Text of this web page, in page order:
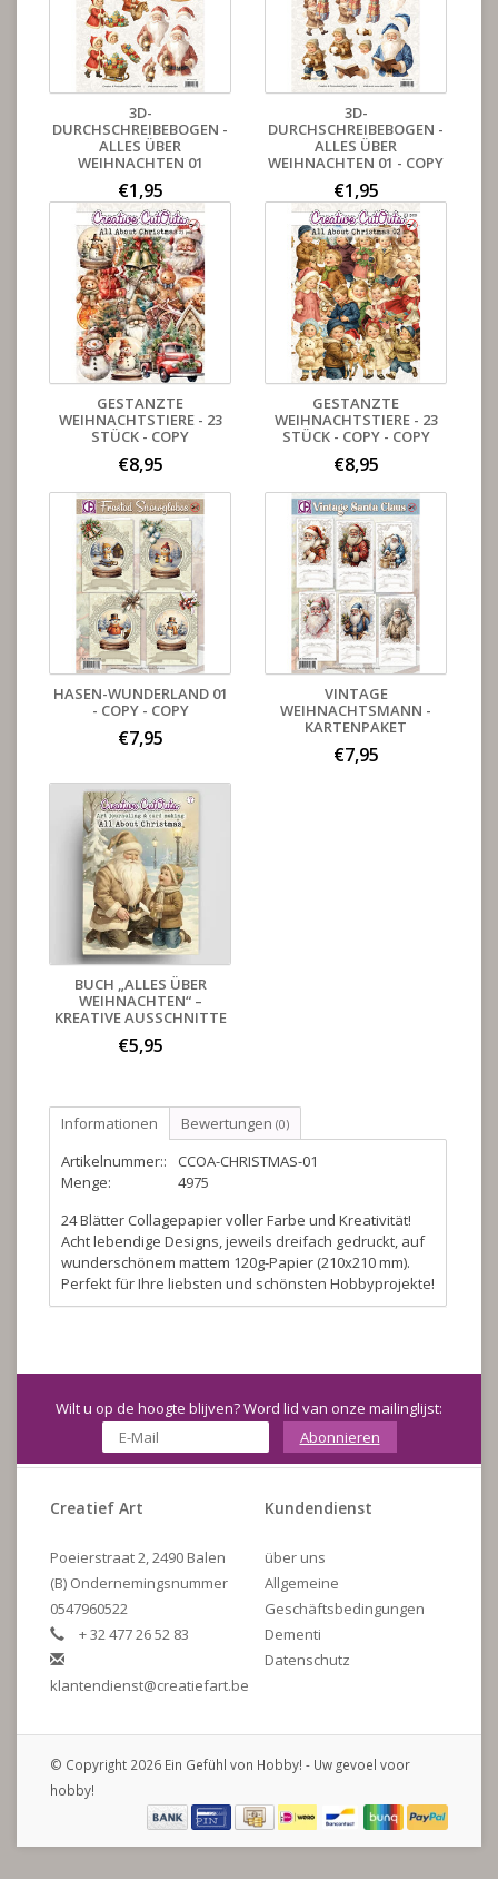
3D-
DURCHSCHREIBEBOGEN -
ALLES ÜBER
WEIHNACHTEN 01
€1,95
3D-
DURCHSCHREIBEBOGEN -
ALLES ÜBER
WEIHNACHTEN 01 - COPY
€1,95
GESTANZTE
WEIHNACHTSTIERE - 23
STÜCK - COPY
€8,95
GESTANZTE
WEIHNACHTSTIERE - 23
STÜCK - COPY - COPY
€8,95
HASEN-WUNDERLAND 01
- COPY - COPY
€7,95
VINTAGE
WEIHNACHTSMANN -
KARTENPAKET
€7,95
BUCH „ALLES ÜBER
WEIHNACHTEN“ –
KREATIVE AUSSCHNITTE
€5,95
Informationen Bewertungen (0)
Artikelnummer::
CCOA-CHRISTMAS-01
Menge:
4975
24 Blätter Collagepapier voller Farbe und Kreativität!
Acht lebendige Designs, jeweils dreifach gedruckt, auf
wunderschönem mattem 120g-Papier (210x210 mm).
Perfekt für Ihre liebsten und schönsten Hobbyprojekte!
Wilt u op de hoogte blijven? Word lid van onze mailinglijst:
Abonnieren
Creatief Art
Poeierstraat 2, 2490 Balen
(B) Ondernemingsnummer
0547960522
+ 32 477 26 52 83
klantendienst@creatiefart.be
Kundendienst
über uns
Allgemeine
Geschäftsbedingungen
Dementi
Datenschutz
© Copyright 2026 Ein Gefühl von Hobby! - Uw gevoel voor
hobby!